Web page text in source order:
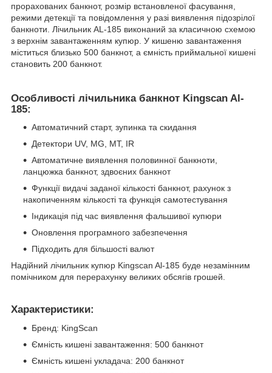
прорахованих банкнот, розмір встановленої фасування,
режими детекції та повідомлення у разі виявлення підозрілої
банкноти. Лічильник AL-185 виконаний за класичною схемою
з верхнім завантаженням купюр. У кишеню завантаження
міститься близько 500 банкнот, а ємність приймальної кишені
становить 200 банкнот.
Особливості лічильника банкнот Kingscan Al-
185:
Автоматичний старт, зупинка та скидання
Детектори UV, MG, MT, IR
Автоматичне виявлення половинної банкноти,
ланцюжка банкнот, здвоєних банкнот
Функції видачі заданої кількості банкнот, рахунок з
накопиченням кількості та функція самотестування
Індикація під час виявлення фальшивої купюри
Оновлення програмного забезпечення
Підходить для більшості валют
Надійний лічильник купюр Kingscan Al-185 буде незамінним
помічником для перерахунку великих обсягів грошей.
Характеристики:
Бренд: KingScan
Ємність кишені завантаження: 500 банкнот
Ємність кишені укладача: 200 банкнот